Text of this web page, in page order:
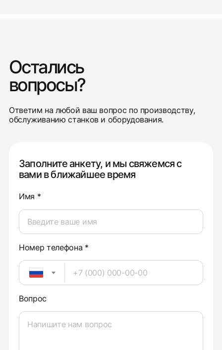
Остались
вопросы?
Ответим на любой ваш вопрос по производству,
обслуживанию станков и оборудования.
Заполните анкету, и мы свяжемся с
вами в ближайшее время
Имя *
Номер телефона *
Вопрос